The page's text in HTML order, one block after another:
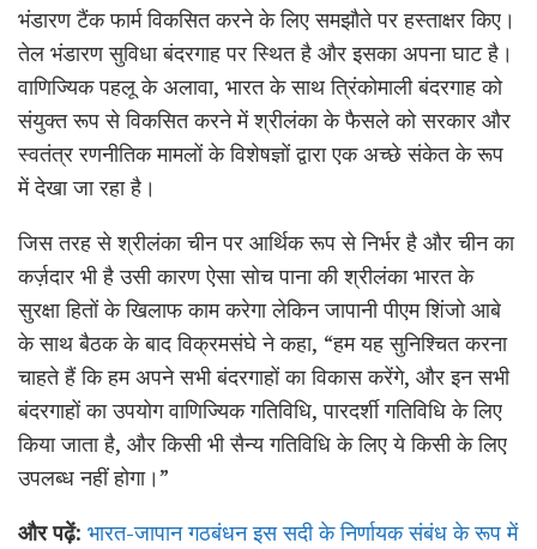
भंडारण टैंक फार्म विकसित करने के लिए समझौते पर हस्ताक्षर किए।
तेल भंडारण सुविधा बंदरगाह पर स्थित है और इसका अपना घाट है।
वाणिज्यिक पहलू के अलावा, भारत के साथ त्रिंकोमाली बंदरगाह को
संयुक्त रूप से विकसित करने में श्रीलंका के फैसले को सरकार और
स्वतंत्र रणनीतिक मामलों के विशेषज्ञों द्वारा एक अच्छे संकेत के रूप
में देखा जा रहा है।
जिस तरह से श्रीलंका चीन पर आर्थिक रूप से निर्भर है और चीन का
कर्ज़दार भी है उसी कारण ऐसा सोच पाना की श्रीलंका भारत के
सुरक्षा हितों के खिलाफ काम करेगा लेकिन जापानी पीएम शिंजो आबे
के साथ बैठक के बाद विक्रमसंघे ने कहा, “हम यह सुनिश्चित करना
चाहते हैं कि हम अपने सभी बंदरगाहों का विकास करेंगे, और इन सभी
बंदरगाहों का उपयोग वाणिज्यिक गतिविधि, पारदर्शी गतिविधि के लिए
किया जाता है, और किसी भी सैन्य गतिविधि के लिए ये किसी के लिए
उपलब्ध नहीं होगा।”
और पढ़ें: भारत-जापान गठबंधन इस सदी के निर्णायक संबंध के रूप में